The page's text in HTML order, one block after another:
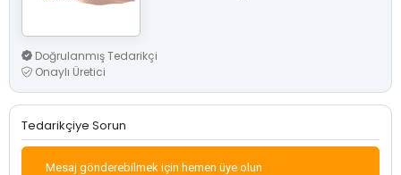
Doğrulanmış Tedarikçi
Onaylı Üretici
Tedarikçiye Sorun
Mesaj gönderebilmek için hemen üye olun